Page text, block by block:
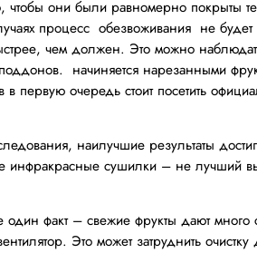
они были равномерно покрыты
процесс обезвоживания не будет
чем должен. Это можно
начиняется нарезанными
первую очередь стоит посетить
наилучшие результаты
инфракрасные сушилки – не лучший
факт – свежие фрукты дают много
Это может затруднить очистку